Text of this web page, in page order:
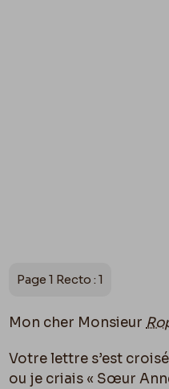
Page 1 Recto : 1
Mon cher Monsieur
Votre lettre s’est
ou je criais « Sœur